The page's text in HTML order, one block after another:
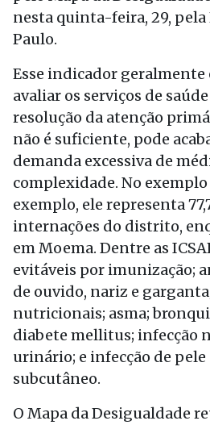
nesta quinta-feira, 29, pela
Paulo.
Esse indicador
avaliar os serviços de
resolução da atenção
não é suficiente, pode
demanda excessiva de
complexidade. No exemplo
exemplo, ele representa
internações do distrito,
em Moema. Dentre as
evitáveis por imunização;
de ouvido, nariz e
nutricionais; asma;
diabete mellitus; infecção
urinário; e infecção de pele
subcutâneo.
O Mapa da Desigualdade